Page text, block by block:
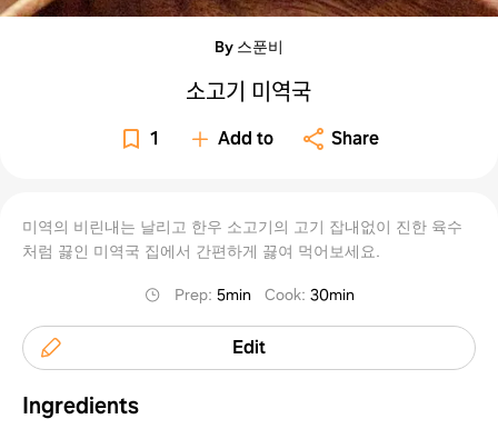
By 스푼비
소고기 미역국
1 Add to Share
미역의 비린내는 날리고 한우 소고기의 고기 잡내없이 진한 육수
처럼 끓인 미역국 집에서 간편하게 끓여 먹어보세요.
Prep: 5min Cook: 30min
Edit
Ingredients